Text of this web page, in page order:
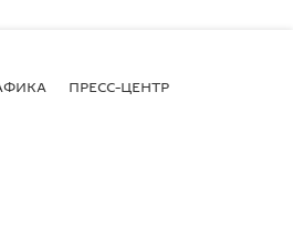
ПРЕСС-ЦЕНТР